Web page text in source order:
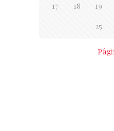
17 18 19
25